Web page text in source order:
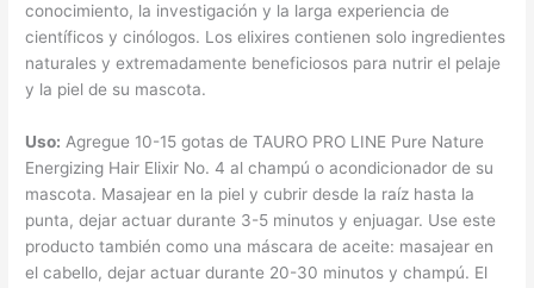
conocimiento, la investigación y la larga experiencia de
científicos y cinólogos. Los elixires contienen solo ingredientes
naturales y extremadamente beneficiosos para nutrir el pelaje
y la piel de su mascota.
Uso: Agregue 10-15 gotas de TAURO PRO LINE Pure Nature
Energizing Hair Elixir No. 4 al champú o acondicionador de su
mascota. Masajear en la piel y cubrir desde la raíz hasta la
punta, dejar actuar durante 3-5 minutos y enjuagar. Use este
producto también como una máscara de aceite: masajear en
el cabello, dejar actuar durante 20-30 minutos y champú. El